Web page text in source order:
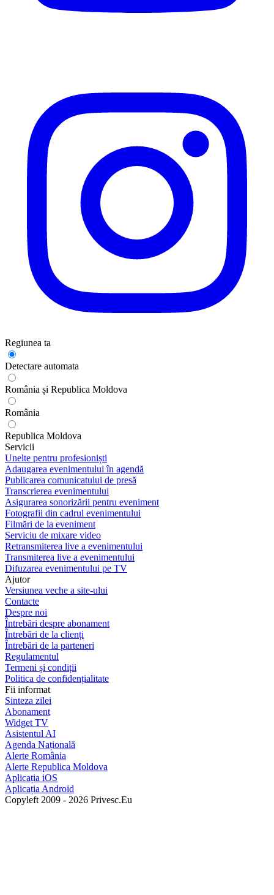
Regiunea ta
Detectare automata
România și Republica Moldova
România
Republica Moldova
Servicii
Unelte pentru profesioniști
Adaugarea evenimentului în agendă
Publicarea comunicatului de presă
Transcrierea evenimentului
Asigurarea sonorizării pentru eveniment
Fotografii din cadrul evenimentului
Filmări de la eveniment
Serviciu de mixare video
Retransmiterea live a evenimentului
Transmiterea live a evenimentului
Difuzarea evenimentului pe TV
Ajutor
Versiunea veche a site-ului
Contacte
Despre noi
Întrebări despre abonament
Întrebări de la clienți
Întrebări de la parteneri
Regulamentul
Termeni și condiții
Politica de confidențialitate
Fii informat
Sinteza zilei
Abonament
Widget TV
Asistentul AI
Agenda Națională
Alerte România
Alerte Republica Moldova
Aplicația iOS
Aplicația Android
Copyleft 2009 - 2026 Privesc.Eu